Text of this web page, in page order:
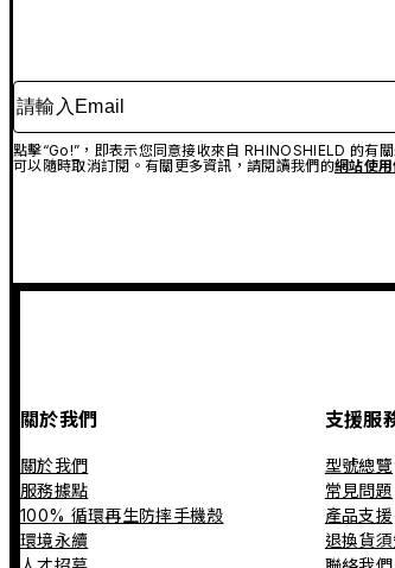
請輸入Email
點擊“Go!”，即表示您同意接收來自 RHINOSHIELD 的有
可以隨時取消訂閱。有關更多資訊，請閱讀我們的網站使
關於我們
關於我們
服務據點
100% 循環再生防摔手機殼
環境永續
支援服
型號總覽
常見問題
產品支援
退換貨須